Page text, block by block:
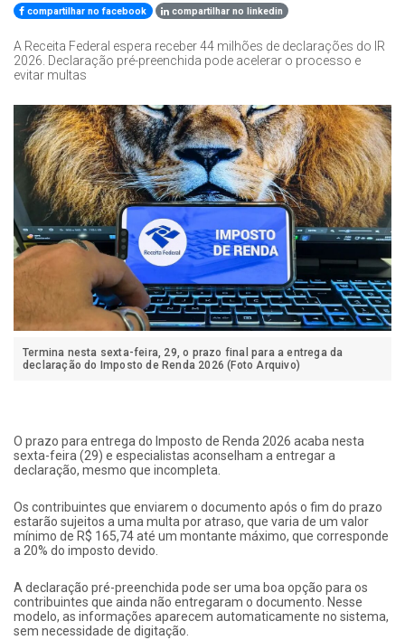
compartilhar no facebook
compartilhar no linkedin
A Receita Federal espera receber 44 milhões de declarações do IR
2026. Declaração pré-preenchida pode acelerar o processo e
evitar multas
Termina nesta sexta-feira, 29, o prazo final para a entrega da
declaração do Imposto de Renda 2026 (Foto Arquivo)
O prazo para entrega do Imposto de Renda 2026 acaba nesta
sexta-feira (29) e especialistas aconselham a entregar a
declaração, mesmo que incompleta.
Os contribuintes que enviarem o documento após o fim do prazo
estarão sujeitos a uma multa por atraso, que varia de um valor
mínimo de R$ 165,74 até um montante máximo, que corresponde
a 20% do imposto devido.
A declaração pré-preenchida pode ser uma boa opção para os
contribuintes que ainda não entregaram o documento. Nesse
modelo, as informações aparecem automaticamente no sistema,
sem necessidade de digitação.